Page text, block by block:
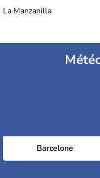
La Manzanilla
Barcelone